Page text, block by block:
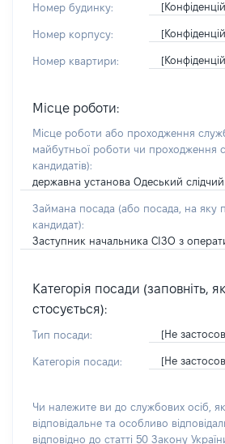
Номер будинку:
Номер корпусу:
Номер квартири:
Місце роботи:
Місце роботи або проходження
майбутньої роботи чи проходження
кандидатів):
державна установа Одеський слідчий
Займана посада (або посада, на яку
кандидат):
Заступник начальника СІЗО з
Категорія посади (заповніть,
стосується):
Тип посади: [Не
Категорія посади: [Не
Чи належите ви до службових осіб,
відповідальне та особливо
відповідно до статті 50 Закону